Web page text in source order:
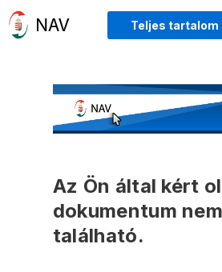
Teljes tartalom
Az Ön által kért
dokumentum nem
található.